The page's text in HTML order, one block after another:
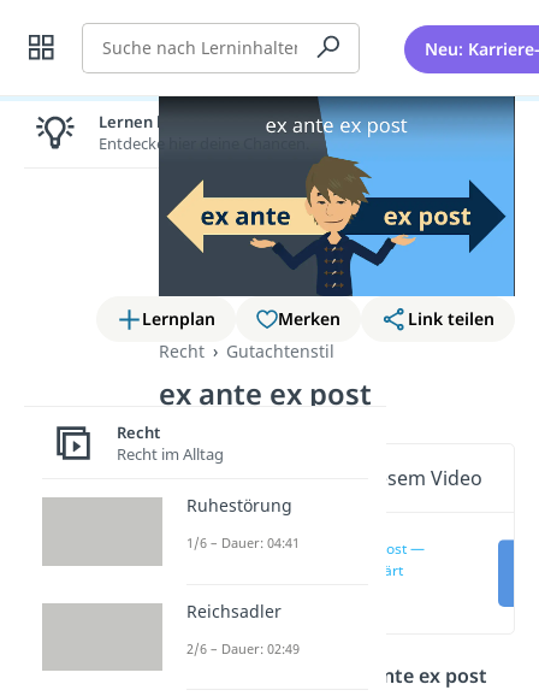
Suche Neu:
Lernplan Merken
Link teilen
Recht
Gutachtenstil
ex ante ex post
Wichtige Inhalte in diesem Video
ex ante ex post —
einfach erklärt
Dir sind die Begriffe
ex ante ex post
Lernen lohnt sich!
Entdecke hier deine Chancen.
Recht
Recht im Alltag
Ruhestörung
1/6 – Dauer: 04:41
Reichsadler
2/6 – Dauer: 02:49